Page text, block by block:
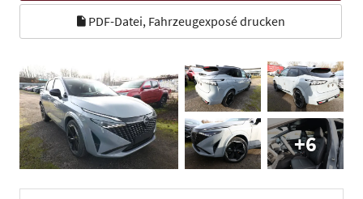
PDF-Datei, Fahrzeugexposé drucken
+6